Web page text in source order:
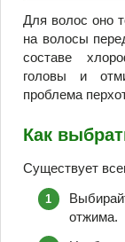
Для волос оно
на волосы
составе
головы и
проблема
Как
Существует
отжима.